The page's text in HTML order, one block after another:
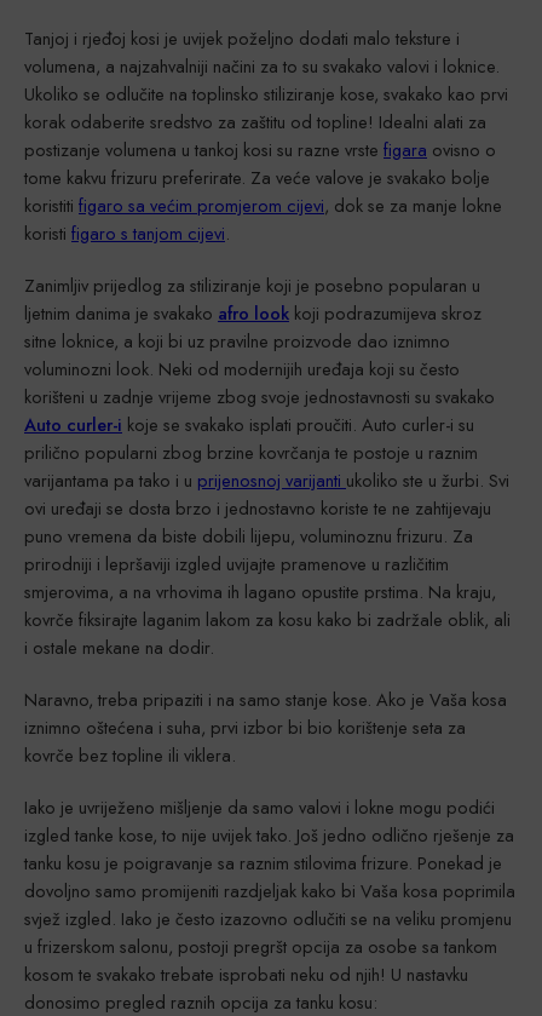
Tanjoj i rjeđoj kosi je uvijek poželjno dodati malo teksture i
volumena, a najzahvalniji načini za to su svakako valovi i loknice.
Ukoliko se odlučite na toplinsko stiliziranje kose, svakako kao prvi
korak odaberite sredstvo za zaštitu od topline! Idealni alati za
postizanje volumena u tankoj kosi su razne vrste figara ovisno o
tome kakvu frizuru preferirate. Za veće valove je svakako bolje
koristiti figaro sa većim promjerom cijevi, dok se za manje lokne
koristi figaro s tanjom cijevi.
Zanimljiv prijedlog za stiliziranje koji je posebno popularan u
ljetnim danima je svakako afro look koji podrazumijeva skroz
sitne loknice, a koji bi uz pravilne proizvode dao iznimno
voluminozni look. Neki od modernijih uređaja koji su često
korišteni u zadnje vrijeme zbog svoje jednostavnosti su svakako
Auto curler-i koje se svakako isplati proučiti. Auto curler-i su
prilično popularni zbog brzine kovrčanja te postoje u raznim
varijantama pa tako i u prijenosnoj varijanti ukoliko ste u žurbi. Svi
ovi uređaji se dosta brzo i jednostavno koriste te ne zahtijevaju
puno vremena da biste dobili lijepu, voluminoznu frizuru. Za
prirodniji i lepršaviji izgled uvijajte pramenove u različitim
smjerovima, a na vrhovima ih lagano opustite prstima. Na kraju,
kovrče fiksirajte laganim lakom za kosu kako bi zadržale oblik, ali
i ostale mekane na dodir.
Naravno, treba pripaziti i na samo stanje kose. Ako je Vaša kosa
iznimno oštećena i suha, prvi izbor bi bio korištenje seta za
kovrče bez topline ili viklera.
Iako je uvriježeno mišljenje da samo valovi i lokne mogu podići
izgled tanke kose, to nije uvijek tako. Još jedno odlično rješenje za
tanku kosu je poigravanje sa raznim stilovima frizure. Ponekad je
dovoljno samo promijeniti razdjeljak kako bi Vaša kosa poprimila
svjež izgled. Iako je često izazovno odlučiti se na veliku promjenu
u frizerskom salonu, postoji pregršt opcija za osobe sa tankom
kosom te svakako trebate isprobati neku od njih! U nastavku
donosimo pregled raznih opcija za tanku kosu: